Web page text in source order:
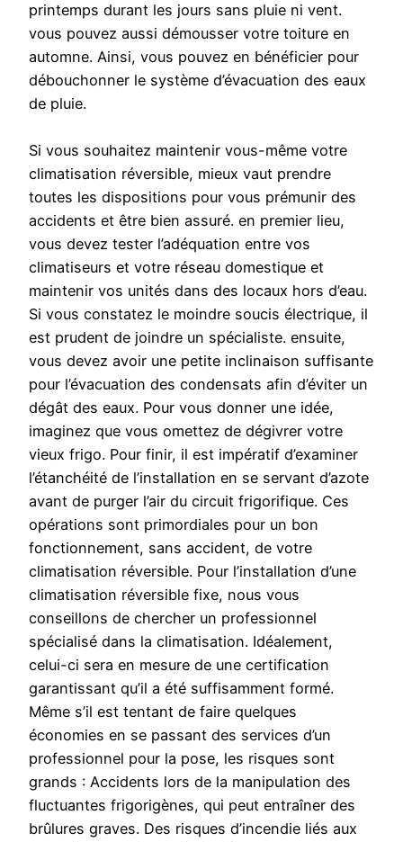
printemps durant les jours sans pluie ni vent.
vous pouvez aussi démousser votre toiture en
automne. Ainsi, vous pouvez en bénéficier pour
débouchonner le système d’évacuation des eaux
de pluie.
Si vous souhaitez maintenir vous-même votre
climatisation réversible, mieux vaut prendre
toutes les dispositions pour vous prémunir des
accidents et être bien assuré. en premier lieu,
vous devez tester l’adéquation entre vos
climatiseurs et votre réseau domestique et
maintenir vos unités dans des locaux hors d’eau.
Si vous constatez le moindre soucis électrique, il
est prudent de joindre un spécialiste. ensuite,
vous devez avoir une petite inclinaison suffisante
pour l’évacuation des condensats afin d’éviter un
dégât des eaux. Pour vous donner une idée,
imaginez que vous omettez de dégivrer votre
vieux frigo. Pour finir, il est impératif d’examiner
l’étanchéité de l’installation en se servant d’azote
avant de purger l’air du circuit frigorifique. Ces
opérations sont primordiales pour un bon
fonctionnement, sans accident, de votre
climatisation réversible. Pour l’installation d’une
climatisation réversible fixe, nous vous
conseillons de chercher un professionnel
spécialisé dans la climatisation. Idéalement,
celui-ci sera en mesure de une certification
garantissant qu’il a été suffisamment formé.
Même s’il est tentant de faire quelques
économies en se passant des services d’un
professionnel pour la pose, les risques sont
grands : Accidents lors de la manipulation des
fluctuantes frigorigènes, qui peut entraîner des
brûlures graves. Des risques d’incendie liés aux